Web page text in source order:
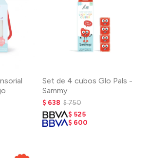
Set de 4 cubos Glo Pals -
Sammy
$ 638 $750
$ 525
$ 600